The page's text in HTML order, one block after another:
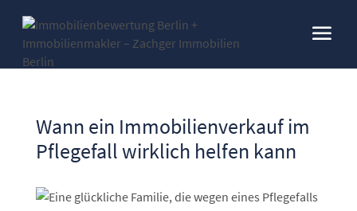
Wann ein Immobilienverkauf im
Pflegefall wirklich helfen kann